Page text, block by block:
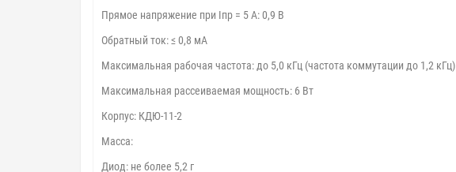
Прямое напряжение при Iпр = 5 А: 0,9 В
Обратный ток: ≤ 0,8 мА
Максимальная рабочая частота: до 5,0 кГц (частота коммутации до 1,2 кГц)
Максимальная рассеиваемая мощность: 6 Вт
Корпус: КДЮ-11-2
Масса:
Диод: не более 5,2 г